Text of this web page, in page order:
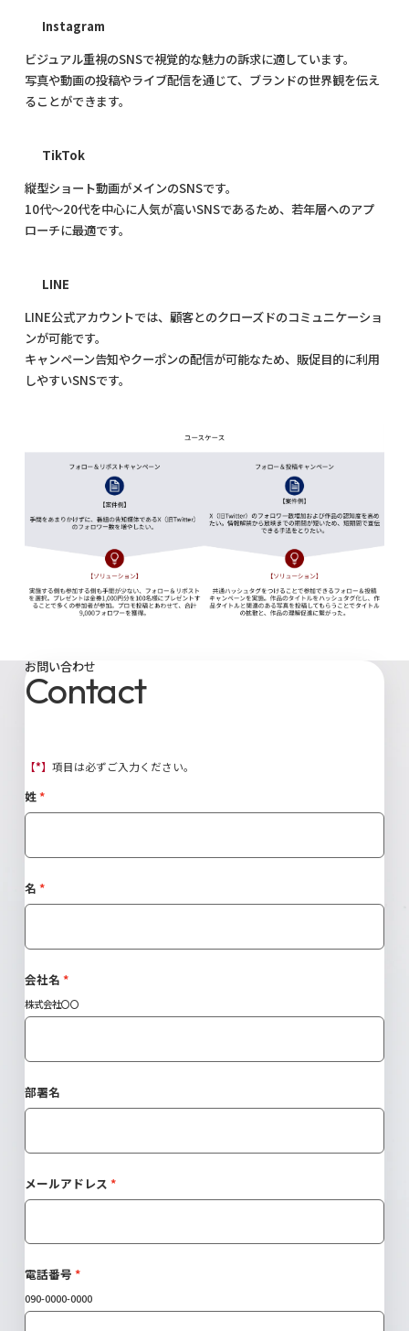
Instagram
ビジュアル重視のSNSで視覚的な魅力の訴求に適しています。
写真や動画の投稿やライブ配信を通じて、ブランドの世界観を伝え
ることができます。
TikTok
縦型ショート動画がメインのSNSです。
10代〜20代を中心に人気が高いSNSであるため、若年層へのアプ
ローチに最適です。
LINE
LINE公式アカウントでは、顧客とのクローズドのコミュニケーショ
ンが可能です。
キャンペーン告知やクーポンの配信が可能なため、販促目的に利用
しやすいSNSです。
お問い合わせ
Contact
【*】 項目は必ずご入力ください。
姓
名
会社名
株式会社〇〇
部署名
メールアドレス
電話番号
090-0000-0000